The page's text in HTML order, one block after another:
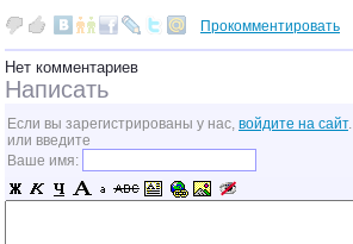
Прокомментировать
Нет комментариев
Написать
Если вы зарегистрированы у нас, войдите на сайт.
или введите
Ваше имя: